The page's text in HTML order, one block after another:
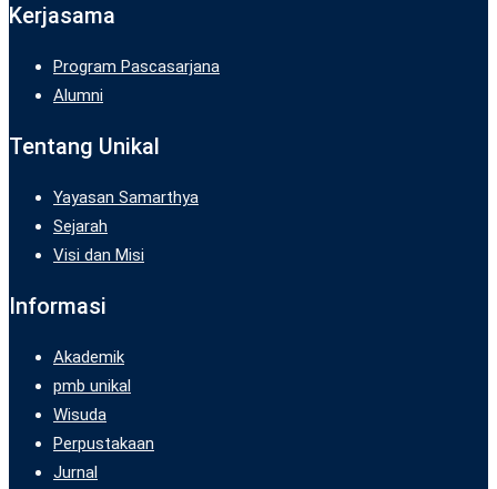
Kerjasama
Program Pascasarjana
Alumni
Tentang Unikal
Yayasan Samarthya
Sejarah
Visi dan Misi
Informasi
Akademik
pmb unikal
Wisuda
Perpustakaan
Jurnal